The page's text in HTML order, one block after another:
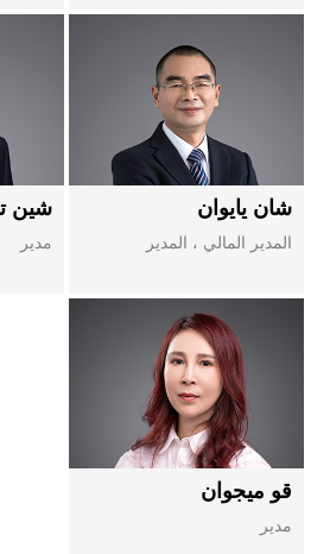
شان يايوان
المدير المالي ، المدير
شين
مدير
قو ميجوان
مدير